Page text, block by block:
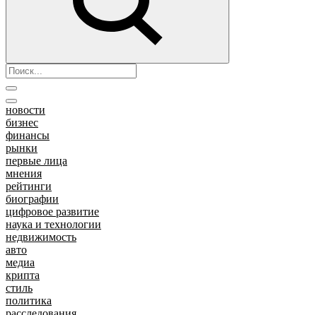
новости
бизнес
финансы
рынки
первые лица
мнения
рейтинги
биографии
цифровое развитие
наука и технологии
недвижимость
авто
медиа
крипта
стиль
политика